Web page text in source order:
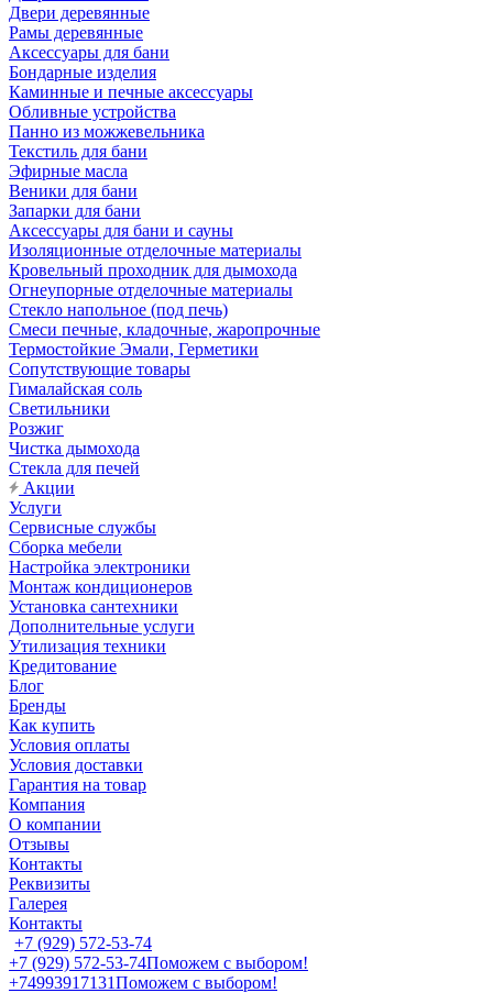
Двери деревянные
Рамы деревянные
Аксессуары для бани
Бондарные изделия
Каминные и печные аксессуары
Обливные устройства
Панно из можжевельника
Текстиль для бани
Эфирные масла
Веники для бани
Запарки для бани
Аксессуары для бани и сауны
Изоляционные отделочные материалы
Кровельный проходник для дымохода
Огнеупорные отделочные материалы
Стекло напольное (под печь)
Смеси печные, кладочные, жаропрочные
Термостойкие Эмали, Герметики
Сопутствующие товары
Гималайская соль
Светильники
Розжиг
Чистка дымохода
Стекла для печей
Акции
Услуги
Сервисные службы
Сборка мебели
Настройка электроники
Монтаж кондиционеров
Установка сантехники
Дополнительные услуги
Утилизация техники
Кредитование
Блог
Бренды
Как купить
Условия оплаты
Условия доставки
Гарантия на товар
Компания
О компании
Отзывы
Контакты
Реквизиты
Галерея
Контакты
+7 (929) 572-53-74
+7 (929) 572-53-74Поможем с выбором!
+74993917131Поможем с выбором!